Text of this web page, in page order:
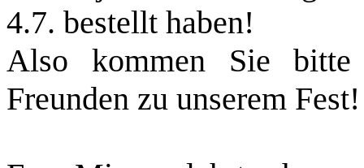
4.7. bestellt haben!
Also kommen Sie
Freunden zu unserem Fest!